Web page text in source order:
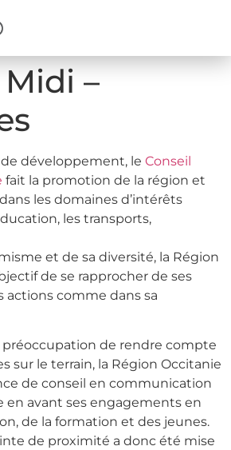
–
développement, le Conseil
fait la promotion de la région et
les domaines d’intérêts
les transports,
et de sa diversité, la Région
de se rapprocher de ses
actions comme dans sa
préoccupation de rendre compte
sur le terrain, la Région Occitanie
de conseil en communication
en avant ses engagements en
de la formation et des jeunes.
de proximité a donc été mise